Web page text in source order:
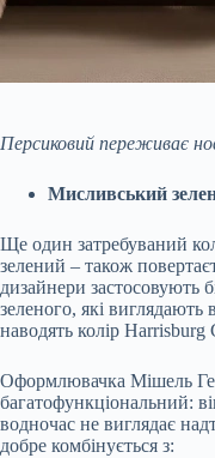
Персиковий переживає
Мисливський
Ще один затребуваний
зелений – також
дизайнери застосовують
зеленого, які
наводять колір
Оформлювачка Мішель
багатофункціональний:
водночас не виглядає
добре комбінується з: